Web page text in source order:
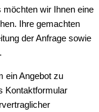
wir Ihnen eine
Ihre gemachten
der Anfrage sowie
ein Angebot zu
Kontaktformular